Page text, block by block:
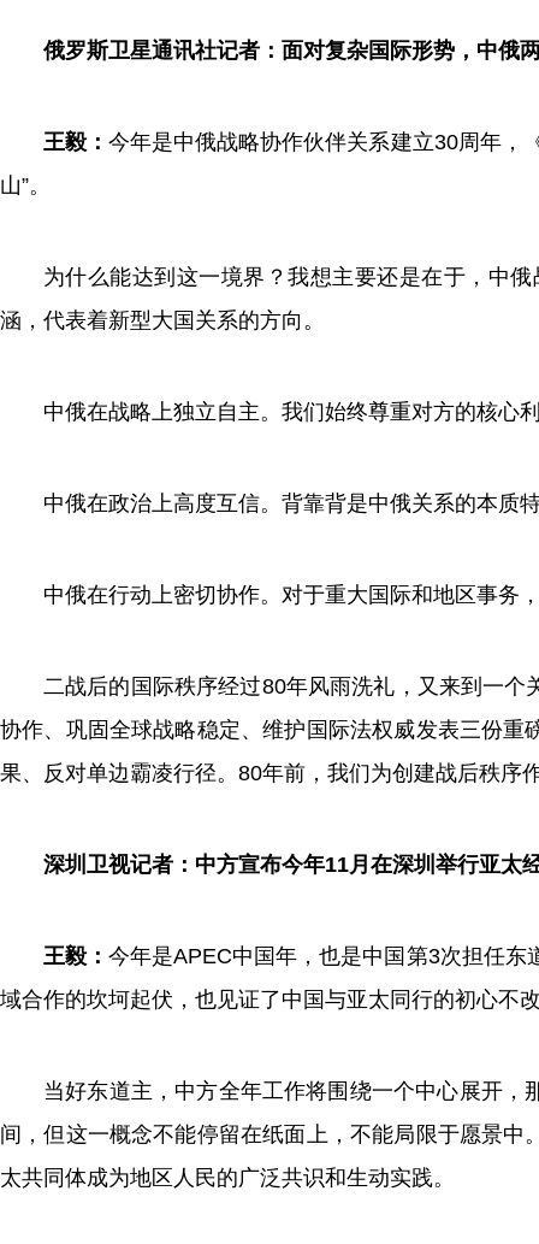
俄罗斯卫星通讯社记者：面对复杂国际形势，中俄
王毅：今年是中俄战略协作伙伴关系建立30周年，
山”。
为什么能达到这一境界？我想主要还是在于，中
涵，代表着新型大国关系的方向。
中俄在战略上独立自主。我们始终尊重对方的核心
中俄在政治上高度互信。背靠背是中俄关系的本质
中俄在行动上密切协作。对于重大国际和地区事务
二战后的国际秩序经过80年风雨洗礼，又来到一
协作、巩固全球战略稳定、维护国际法权威发表三份
果、反对单边霸凌行径。80年前，我们为创建战后秩序
深圳卫视记者：中方宣布今年11月在深圳举行亚太
王毅：今年是APEC中国年，也是中国第3次担任
域合作的坎坷起伏，也见证了中国与亚太同行的初心不
当好东道主，中方全年工作将围绕一个中心展开
间，但这一概念不能停留在纸面上，不能局限于愿景
太共同体成为地区人民的广泛共识和生动实践。